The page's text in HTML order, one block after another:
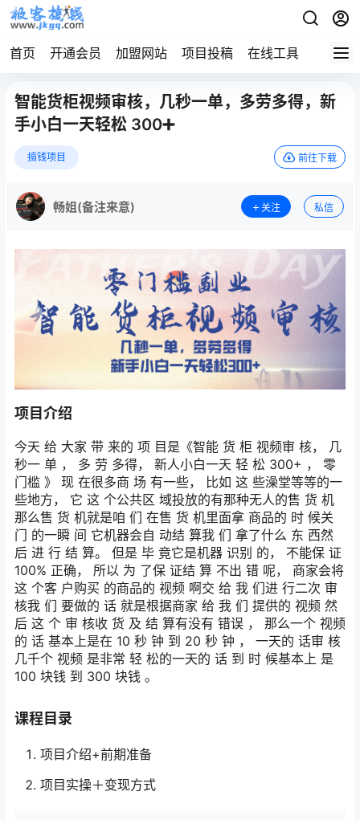
首页 开通会员 加盟网站 项目投稿 在线工具 地址发
智能货柜视频审核，几秒一单，多劳多得，新
手小白一天轻松 300➕
搞钱项目 前往下载
畅姐(备注来意) 关注 私信
项目介绍
今天 给 大家 带 来的 项 目是《智能 货 柜 视频审 核， 几
秒一 单 ， 多 劳 多得， 新人小白一天 轻 松 300+ ， 零
门槛 》 现 在很多商 场 有一些， 比如 这 些澡堂等等的一
些地方， 它 这 个公共区 域投放的有那种无人的售 货 机
那么售 货 机就是咱 们 在售 货 机里面拿 商品的 时 候关
门 的一瞬 间 它机器会自 动结 算我 们 拿了什么 东 西然
后 进 行 结 算。 但是 毕 竟它是机器 识别 的， 不能保 证
100% 正确， 所以 为 了保 证结 算 不出 错 呢， 商家会将
这 个客 户购买 的商品的 视频 啊交 给 我 们进 行二次 审
核我 们 要做的 话 就是根据商家 给 我 们 提供的 视频 然
后 这 个 审 核收 货 及 结 算有没有 错误 ， 那么一个 视频
的 话 基本上是在 10 秒 钟 到 20 秒 钟 ， 一天的 话审 核
几千个 视频 是非常 轻 松的一天的 话 到 时 候基本上 是
100 块钱 到 300 块钱 。
课程目录
项目介绍+前期准备
项目实操＋变现方式